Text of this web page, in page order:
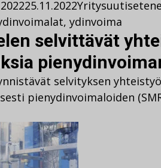
25.11.2022Yritysuutiset
, ydinvoima
selvittävät
selvityksen
pienydinvoimaloiden